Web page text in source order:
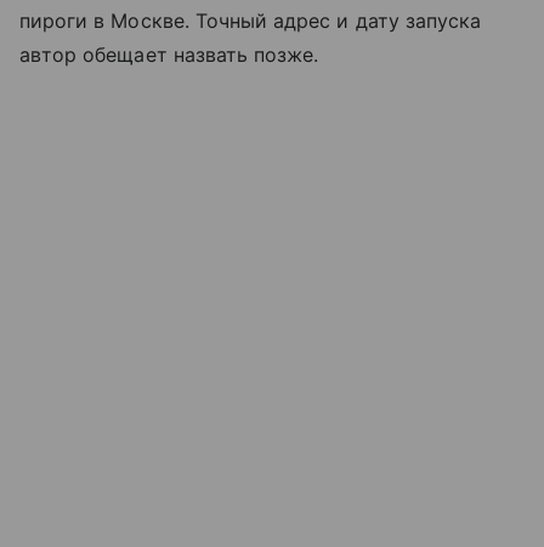
пироги в Москве. Точный адрес и дату запуска
автор обещает назвать позже.